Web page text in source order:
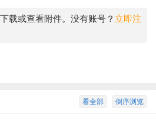
载或查看附件。没有账号？ 立即注
倒序浏览
看全部